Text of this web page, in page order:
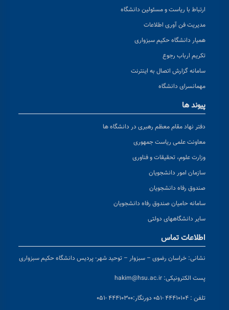
ارتباط با ریاست و مسئولین دانشگاه
مدیریت فن آوری اطلاعات
همیار دانشگاه حکیم سبزواری
تکریم ارباب رجوع
سامانه گزارش اتصال به اینترنت
مهمانسرای دانشگاه
پیوند ها
دفتر نهاد مقام معظم رهبری در دانشگاه ها
معاونت علمی ریاست جمهوری
وزارت علوم، تحقیقات و فناوری
سازمان امور دانشجویان
صندوق رفاه دانشجویان
سامانه حامیان صندوق رفاه دانشجویان
سایر دانشگاههای دولتی
اطلاعات تماس
نشانی: خراسان رضوی – سبزوار – توحید شهر- پردیس دانشگاه حکیم سبزواری
پست الکترونیکی: hakim@hsu.ac.ir
تلفن : ۴۴۴۱۰۱۰۴ -۰۵۱ دورنگار:۴۴۴۱۰۳۰۰ -۰۵۱